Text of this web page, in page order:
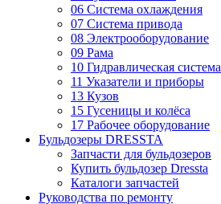
06 Система охлаждения
07 Система привода
08 Электрооборудование
09 Рама
10 Гидравлическая система
11 Указатели и приборы
13 Кузов
15 Гусеницы и колёса
17 Рабочее оборудование
Бульдозеры DRESSTA
Запчасти для бульдозеров
Купить бульдозер Dressta
Каталоги запчастей
Руководства по ремонту